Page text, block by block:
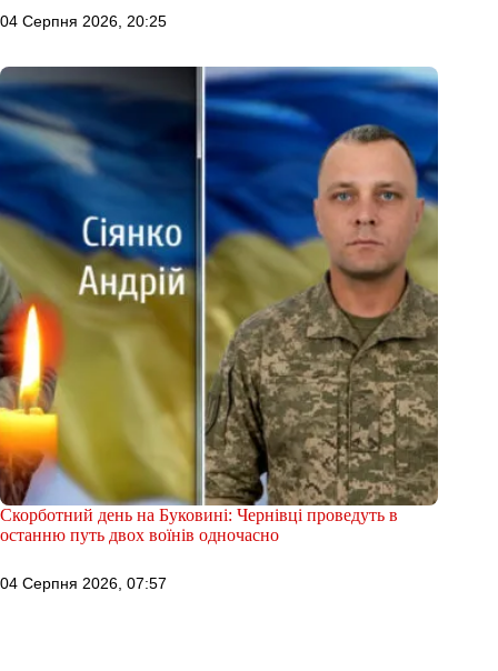
04 Серпня 2026, 20:25
Скорботний день на Буковині: Чернівці проведуть в
останню путь двох воїнів одночасно
04 Серпня 2026, 07:57